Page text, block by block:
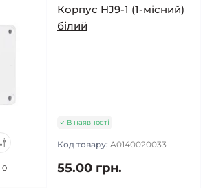
0
Корпус HJ9-1 (1-місний)
білий
В наявності
Код товару: A0140020033
55.00 грн.